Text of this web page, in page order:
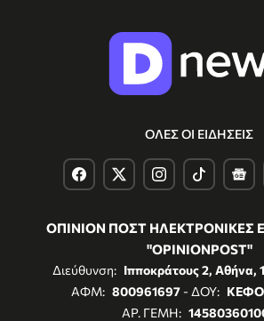
ΟΛΕΣ ΟΙ ΕΙΔΗΣΕΙΣ
ΟΠΙΝΙΟΝ ΠΟΣΤ ΗΛΕΚΤΡΟΝΙΚΕΣ
"OPINIONPOST"
Διεύθυνση: Ιπποκράτους 2, Αθήνα,
ΑΦΜ: 800961697- ΔΟΥ:
ΑΡ. ΓΕΜΗ: